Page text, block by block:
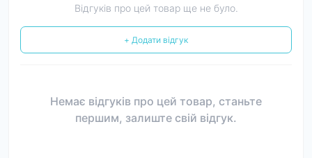
Відгуків про цей товар ще не було.
+ Додати відгук
Немає відгуків про цей товар, станьте
першим, залиште свій відгук.